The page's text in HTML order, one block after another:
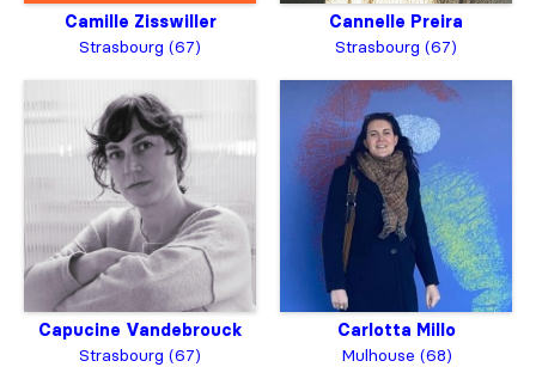
Camille Zisswiller
Strasbourg (67)
Cannelle Preira
Strasbourg (67)
Capucine Vandebrouck
Strasbourg (67)
Carlotta Millo
Mulhouse (68)